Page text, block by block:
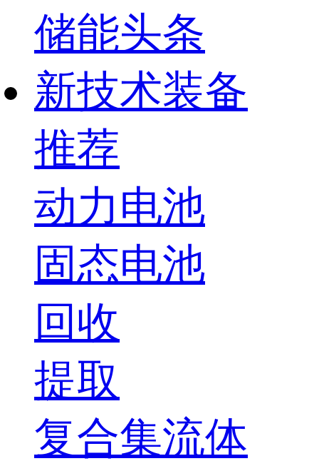
储能头条
新技术装备
推荐
动力电池
固态电池
回收
提取
复合集流体